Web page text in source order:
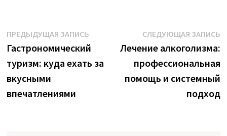
Навигация
по
записям
ПРЕДЫДУЩАЯ ЗАПИСЬПредыдущая
запись:
Гастрономический
туризм: куда ехать за
вкусными
впечатлениями
СЛЕДУЮЩАЯ ЗАПИСЬ
Лечение алкоголизма:
профессиональная
помощь и системный
подход